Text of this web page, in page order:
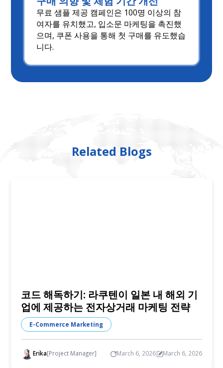
무료 샘플 제공 캠페인은 100명 이상의 참
여자를 유치했고, 입소문 마케팅을 촉진했
으며, 쿠폰 사용을 통해 첫 구매를 유도했습
니다.
Related Blogs
코드 해독하기: 라쿠텐이 일본 내 해외 기
업에 제공하는 전자상거래 마케팅 전략
E-Commerce Marketing
Erika[Project Manager] March 6, 2026 March 6, 2026